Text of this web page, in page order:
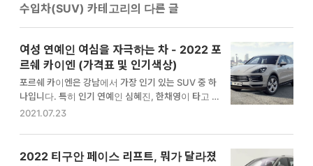
수입차(SUV) 카테고리의 다른 글
여성 연예인 여심을 자극하는 차 - 2022 포
르쉐 카이엔 (가격표 및 인기색상)
포르쉐 카이엔은 강남에서 가장 인기 있는 SUV 중 하
나입니다. 특히 인기 연예인 심혜진, 한채영이 타고 다
녀서 많이 알려진 차인데, 재미있는 점은 남성보다 여성
들이 좋아하는 차인데, 카이엔만큼은 여심을 제대로 공
략한 차 같습니다. 2022 포르쉐 카이엔 연비 및 스펙
2021.07.23
2022 티구안 페이스 리프트, 뭐가 달라졌